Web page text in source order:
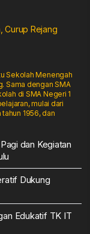
Curup Rejang
Sekolah Menengah
Sama dengan SMA
di SMA Negeri 1
mulai dari
1956, dan
dan Kegiatan
Dukung
Edukatif TK IT